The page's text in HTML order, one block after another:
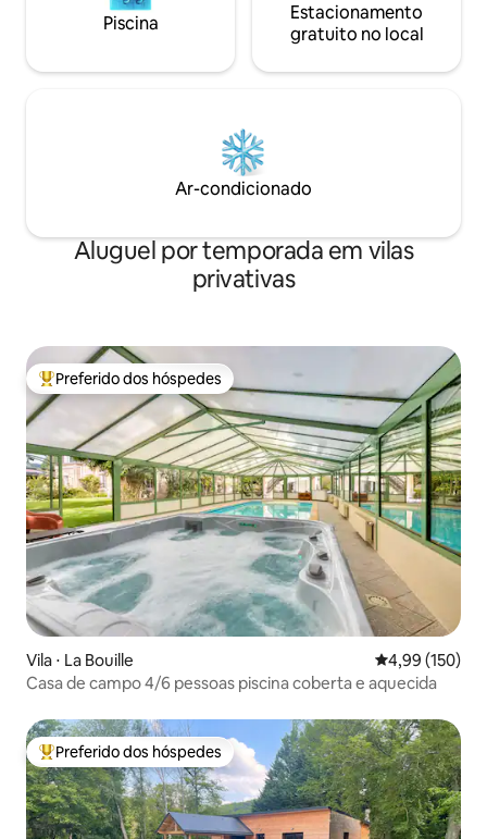
Piscina
Estacionamento
gratuito no local
Ar-condicionado
Aluguel por temporada em vilas
privativas
Entre os melhores preferidos dos hóspedes
Preferido dos hóspedes
Vila ⋅ La Bouille 4,99 de uma
4,99 (150)
Casa de campo 4/6 pessoas piscina coberta e aquecida
Entre os melhores preferidos dos hóspedes
Preferido dos hóspedes